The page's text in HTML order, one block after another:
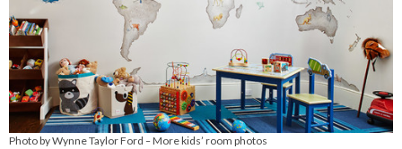
Photo by Wynne Taylor Ford –More kids’ room photos